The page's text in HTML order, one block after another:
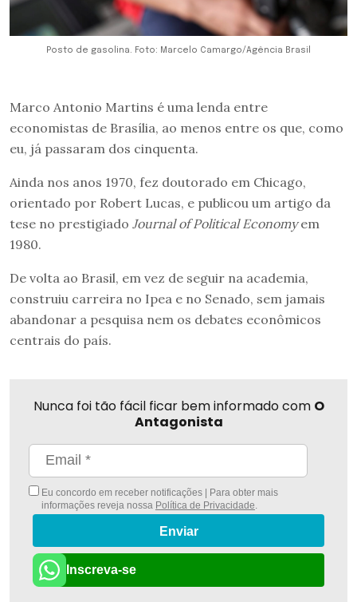
Posto de gasolina. Foto: Marcelo Camargo/Agência Brasil
Marco Antonio Martins é uma lenda entre
economistas de Brasília, ao menos entre os que, como
eu, já passaram dos cinquenta.
Ainda nos anos 1970, fez doutorado em Chicago,
orientado por Robert Lucas, e publicou um artigo da
tese no prestigiado Journal of Political Economyem
1980.
De volta ao Brasil, em vez de seguir na academia,
construiu carreira no Ipea e no Senado, sem jamais
abandonar a pesquisa nem os debates econômicos
centrais do país.
Nunca foi tão fácil ficar bem informado com O
Antagonista
Eu concordo em receber notificações | Para obter mais
informações reveja nossa Política de Privacidade
Enviar
Inscreva-se